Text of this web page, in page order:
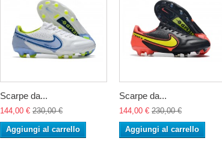
Scarpe da...
144,00 € 230,00 €
Aggiungi al carrello
Scarpe da...
144,00 € 230,00 €
Aggiungi al carrello